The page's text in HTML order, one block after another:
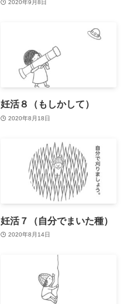
2020年9月8日
妊活８（もしかして）
2020年8月18日
妊活７（自分でまいた種）
2020年8月14日